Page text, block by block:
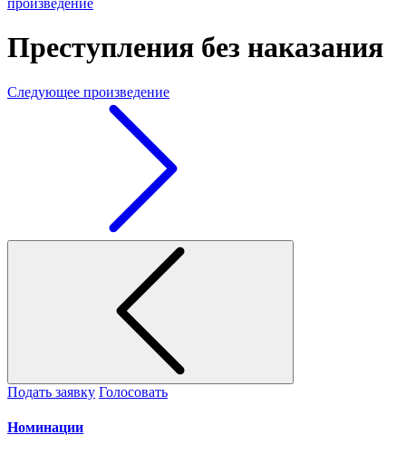
произведение
Преступления без наказания
Следующее произведение
Подать заявку Голосовать
Номинации